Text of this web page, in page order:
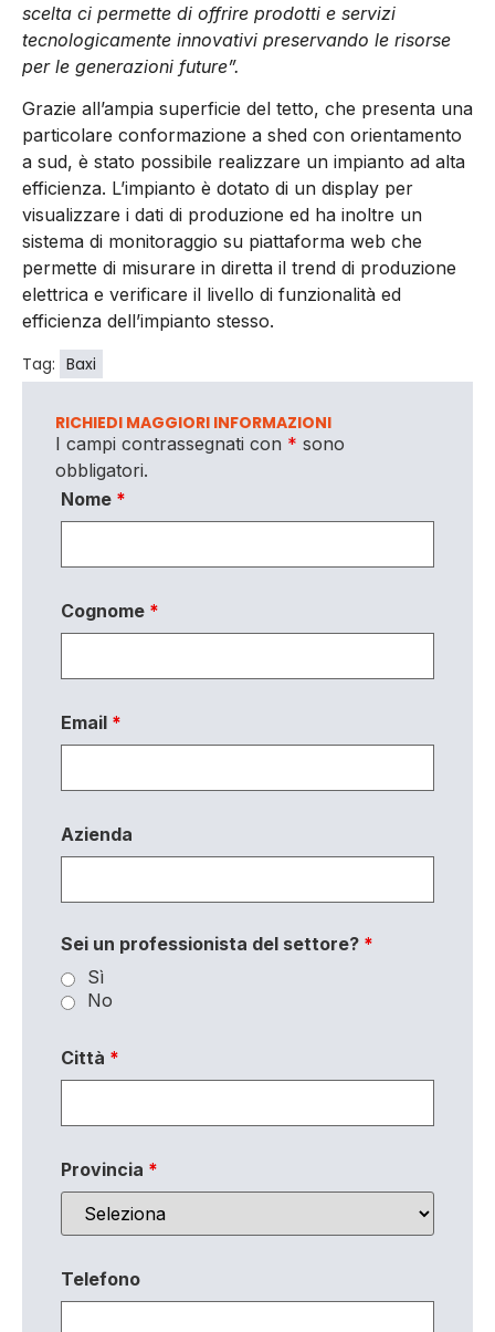
scelta ci permette di offrire prodotti e servizi
tecnologicamente innovativi preservando le risorse
per le generazioni future”.
Grazie all’ampia superficie del tetto, che presenta una
particolare conformazione a shed con orientamento
a sud, è stato possibile realizzare un impianto ad alta
efficienza. L’impianto è dotato di un display per
visualizzare i dati di produzione ed ha inoltre un
sistema di monitoraggio su piattaforma web che
permette di misurare in diretta il trend di produzione
elettrica e verificare il livello di funzionalità ed
efficienza dell’impianto stesso.
Tag: Baxi
RICHIEDI MAGGIORI INFORMAZIONI
I campi contrassegnati con * sono
obbligatori.
Nome *
Cognome *
Email *
Azienda
Sei un professionista del settore? *
Sì
No
Città *
Provincia *
Telefono